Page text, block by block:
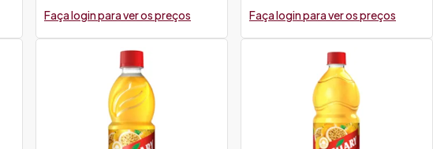
Faça login para ver os preços Faça login para ver os preços